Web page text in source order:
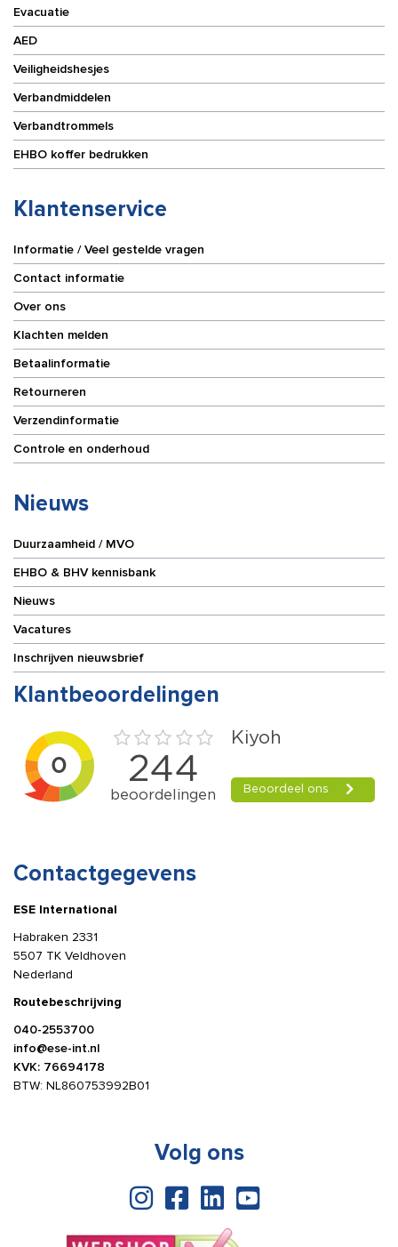
Evacuatie
AED
Veiligheidshesjes
Verbandmiddelen
Verbandtrommels
EHBO koffer bedrukken
Klantenservice
Informatie / Veel gestelde vragen
Contact informatie
Over ons
Klachten melden
Betaalinformatie
Retourneren
Verzendinformatie
Controle en onderhoud
Nieuws
Duurzaamheid / MVO
EHBO & BHV kennisbank
Nieuws
Vacatures
Inschrijven nieuwsbrief
Klantbeoordelingen
Contactgegevens
ESE International
Habraken 2331
5507 TK Veldhoven
Nederland
Routebeschrijving
040-2553700
info@ese-int.nl
KVK: 76694178
BTW: NL860753992B01
Volg ons